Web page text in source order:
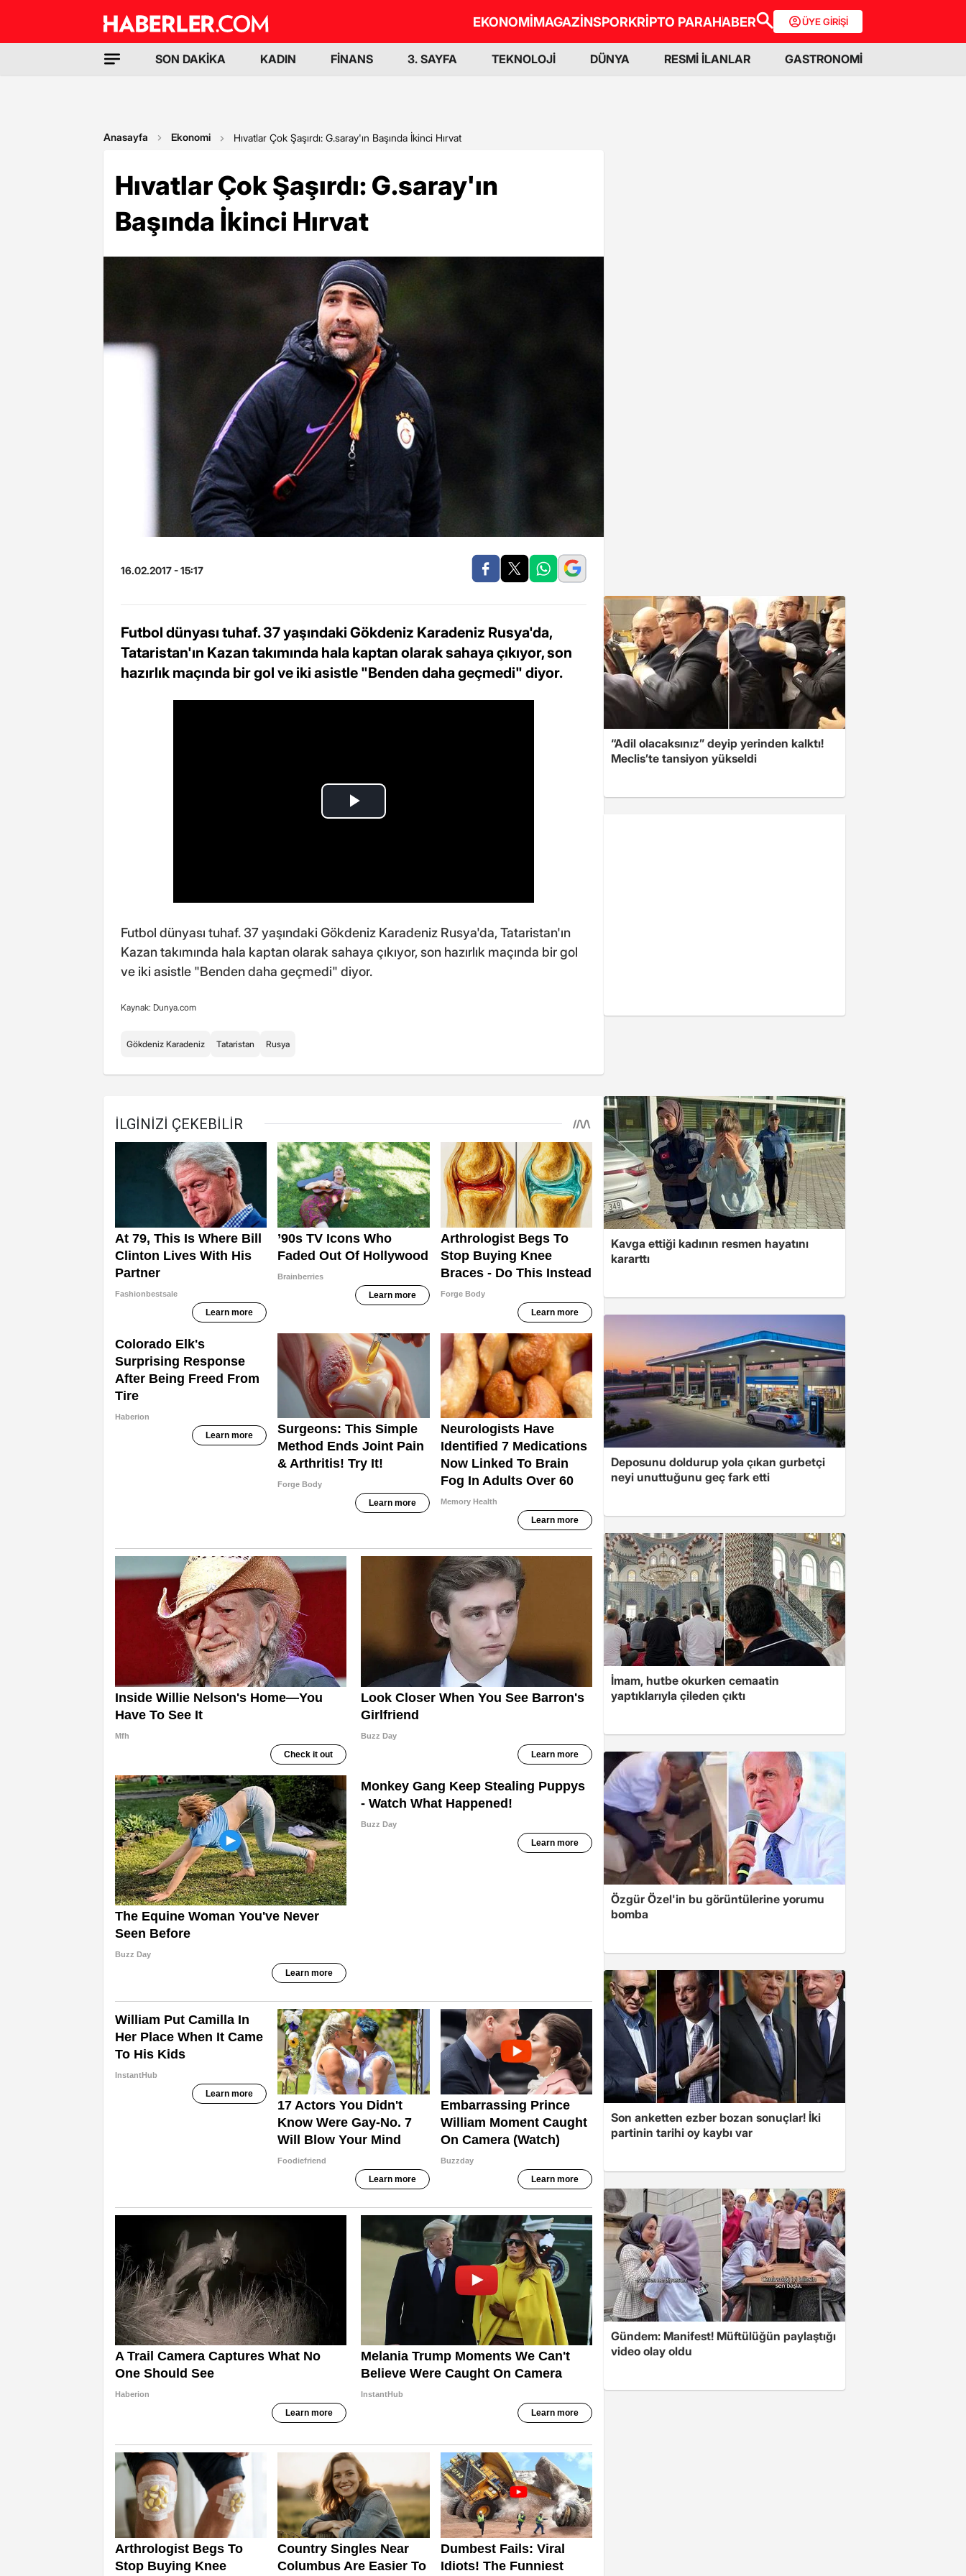
EKONOMİMAGAZİNSPORKRİPTO PARAHABER ÜYE GİRİŞİ
SON DAKİKA KADIN FİNANS 3. SAYFA TEKNOLOJİ DÜNYA RESMİ İLANLAR GASTRONOMİ
Anasayfa Ekonomi Hıvatlar Çok Şaşırdı: G.saray'ın Başında İkinci Hırvat
Hıvatlar Çok Şaşırdı: G.saray'ın
Başında İkinci Hırvat
16.02.2017 - 15:17
Futbol dünyası tuhaf. 37 yaşındaki Gökdeniz Karadeniz Rusya'da,
Tataristan'ın Kazan takımında hala kaptan olarak sahaya çıkıyor, son
hazırlık maçında bir gol ve iki asistle "Benden daha geçmedi" diyor.
Futbol dünyası tuhaf. 37 yaşındaki Gökdeniz Karadeniz Rusya'da, Tataristan'ın
Kazan takımında hala kaptan olarak sahaya çıkıyor, son hazırlık maçında bir gol
ve iki asistle "Benden daha geçmedi" diyor.
Kaynak: Dunya.com
Gökdeniz Karadeniz Tataristan Rusya
“Adil olacaksınız” deyip yerinden kalktı!
Meclis’te tansiyon yükseldi
Kavga ettiği kadının resmen hayatını
kararttı
Deposunu doldurup yola çıkan gurbetçi
neyi unuttuğunu geç fark etti
İmam, hutbe okurken cemaatin
yaptıklarıyla çileden çıktı
Özgür Özel'in bu görüntülerine yorumu
bomba
Son anketten ezber bozan sonuçlar! İki
partinin tarihi oy kaybı var
Gündem: Manifest! Müftülüğün paylaştığı
video olay oldu